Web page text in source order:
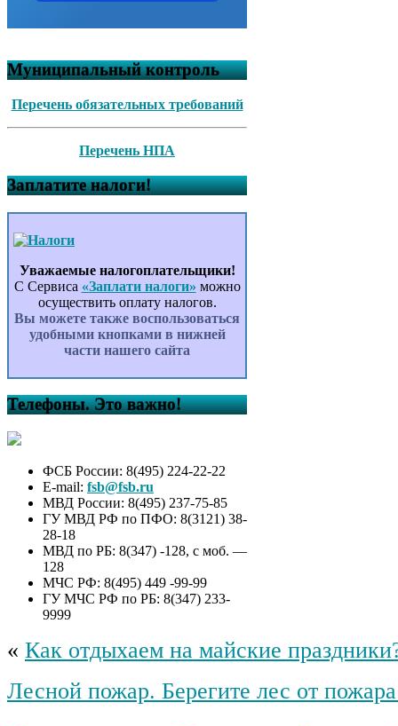
Муниципальный контроль
Перечень обязательных требований
Перечень НПА
Заплатите налоги!
Уважаемые налогоплательщики!
С Сервиса «Заплати налоги» можно
осуществить оплату налогов.
Вы можете также воспользоваться
удобными кнопками в нижней
части нашего сайта
Телефоны. Это важно!
ФСБ России: 8(495) 224-22-22
E-mail: fsb@fsb.ru
МВД России: 8(495) 237-75-85
ГУ МВД РФ по ПФО: 8(3121) 38-
28-18
МВД по РБ: 8(347) -128, с моб. —
128
МЧС РФ: 8(495) 449 -99-99
ГУ МЧС РФ по РБ: 8(347) 233-
9999
« Как отдыхаем на майские
Лесной пожар. Берегите лес от